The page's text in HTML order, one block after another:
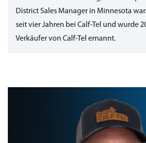
District Sales Manager in Minnesota
seit vier Jahren bei Calf-Tel und wurde
Verkäufer von Calf-Tel ernannt.